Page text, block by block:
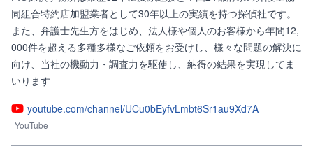
同組合特約店加盟業者として30年以上の実績を持つ探偵社です。
また、弁護士先生方をはじめ、法人様や個人のお客様から年間12,
000件を超える多種多様なご依頼をお受けし、様々な問題の解決に
向け、当社の機動力・調査力を駆使し、納得の結果を実現してま
いります
youtube.com/channel/UCu0bEyfvLmbt6Sr1au9Xd7A
YouTube